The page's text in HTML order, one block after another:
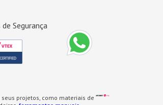
Segurança
projetos, como materiais de